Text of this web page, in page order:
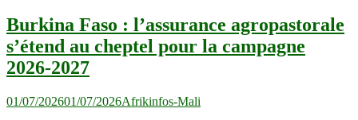
Burkina Faso : l’assurance agropastorale
s’étend au cheptel pour la campagne
2026-2027
01/07/202601/07/2026Afrikinfos-Mali